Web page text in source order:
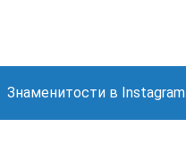
Знаменитости в Instagram